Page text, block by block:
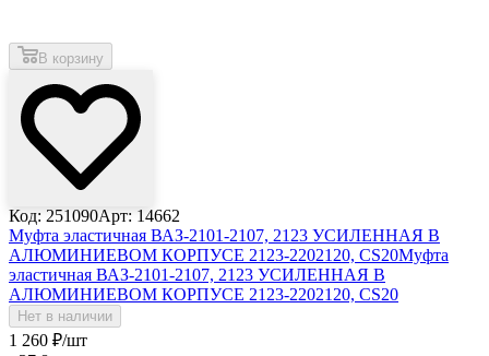
В корзину
Код: 251090Арт: 14662
Муфта эластичная ВАЗ-2101-2107, 2123 УСИЛЕННАЯ В
АЛЮМИНИЕВОМ КОРПУСЕ 2123-2202120, CS20Муфта
эластичная ВАЗ-2101-2107, 2123 УСИЛЕННАЯ В
АЛЮМИНИЕВОМ КОРПУСЕ 2123-2202120, CS20
Нет в наличии
1 260 ₽/шт